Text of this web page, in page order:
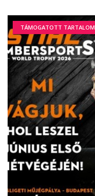
TÁMOGATOTT TARTALOM